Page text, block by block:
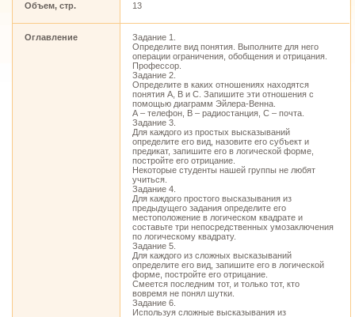
Объем, стр. 13
Оглавление
Задание 1.
Определите вид понятия. Выполните для него
операции ограничения, обобщения и отрицания.
Профессор.
Задание 2.
Определите в каких отношениях находятся
понятия А, В и С. Запишите эти отношения с
помощью диаграмм Эйлера-Венна.
А – телефон, В – радиостанция, С – почта.
Задание 3.
Для каждого из простых высказываний
определите его вид, назовите его субъект и
предикат, запишите его в логической форме,
постройте его отрицание.
Некоторые студенты нашей группы не любят
учиться.
Задание 4.
Для каждого простого высказывания из
предыдущего задания определите его
местоположение в логическом квадрате и
составьте три непосредственных умозаключения
по логическому квадрату.
Задание 5.
Для каждого из сложных высказываний
определите его вид, запишите его в логической
форме, постройте его отрицание.
Смеется последним тот, и только тот, кто
вовремя не понял шутки.
Задание 6.
Используя сложные высказывания из